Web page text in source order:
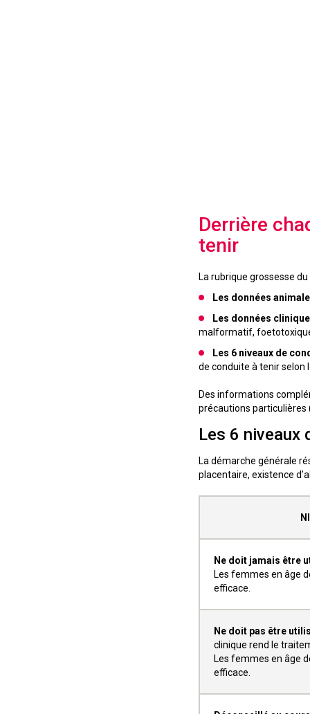
Derrière
tenir
La rubrique grossesse du
Les données
Les données
malformatif,
Les 6 niveaux de
de conduite à tenir selon
Des informations
précautions particulières
Les 6 niveaux
La démarche générale
placentaire, existence
Ne doit jamais être
Les femmes en âge
efficace.
Ne doit pas être
clinique rend le
Les femmes en âge
efficace.